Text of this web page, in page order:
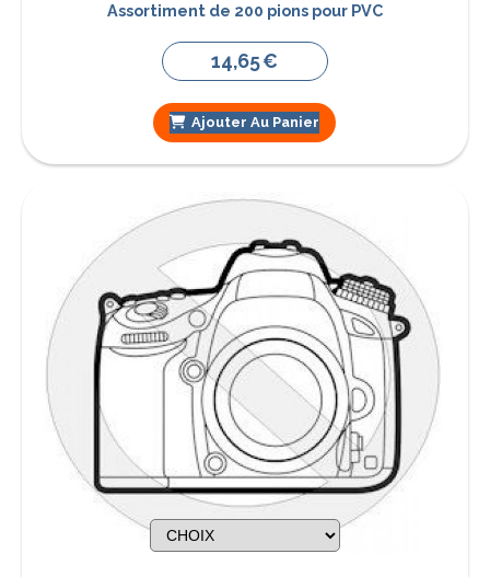
Assortiment de 200 pions pour PVC
14,65€
Ajouter Au Panier